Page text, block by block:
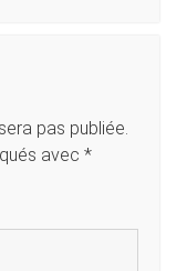
pas publiée.
avec *